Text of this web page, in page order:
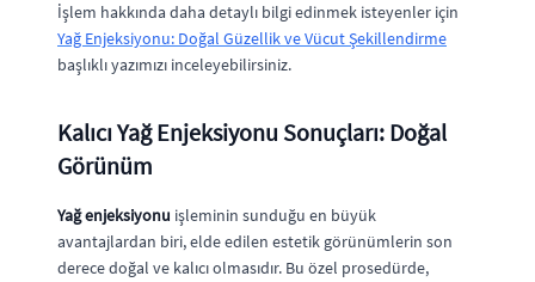
İşlem hakkında daha detaylı bilgi edinmek isteyenler için
Yağ Enjeksiyonu: Doğal Güzellik ve Vücut Şekillendirme
başlıklı yazımızı inceleyebilirsiniz.
Kalıcı Yağ Enjeksiyonu Sonuçları: Doğal
Görünüm
Yağ enjeksiyonu işleminin sunduğu en büyük
avantajlardan biri, elde edilen estetik görünümlerin son
derece doğal ve kalıcı olmasıdır. Bu özel prosedürde,